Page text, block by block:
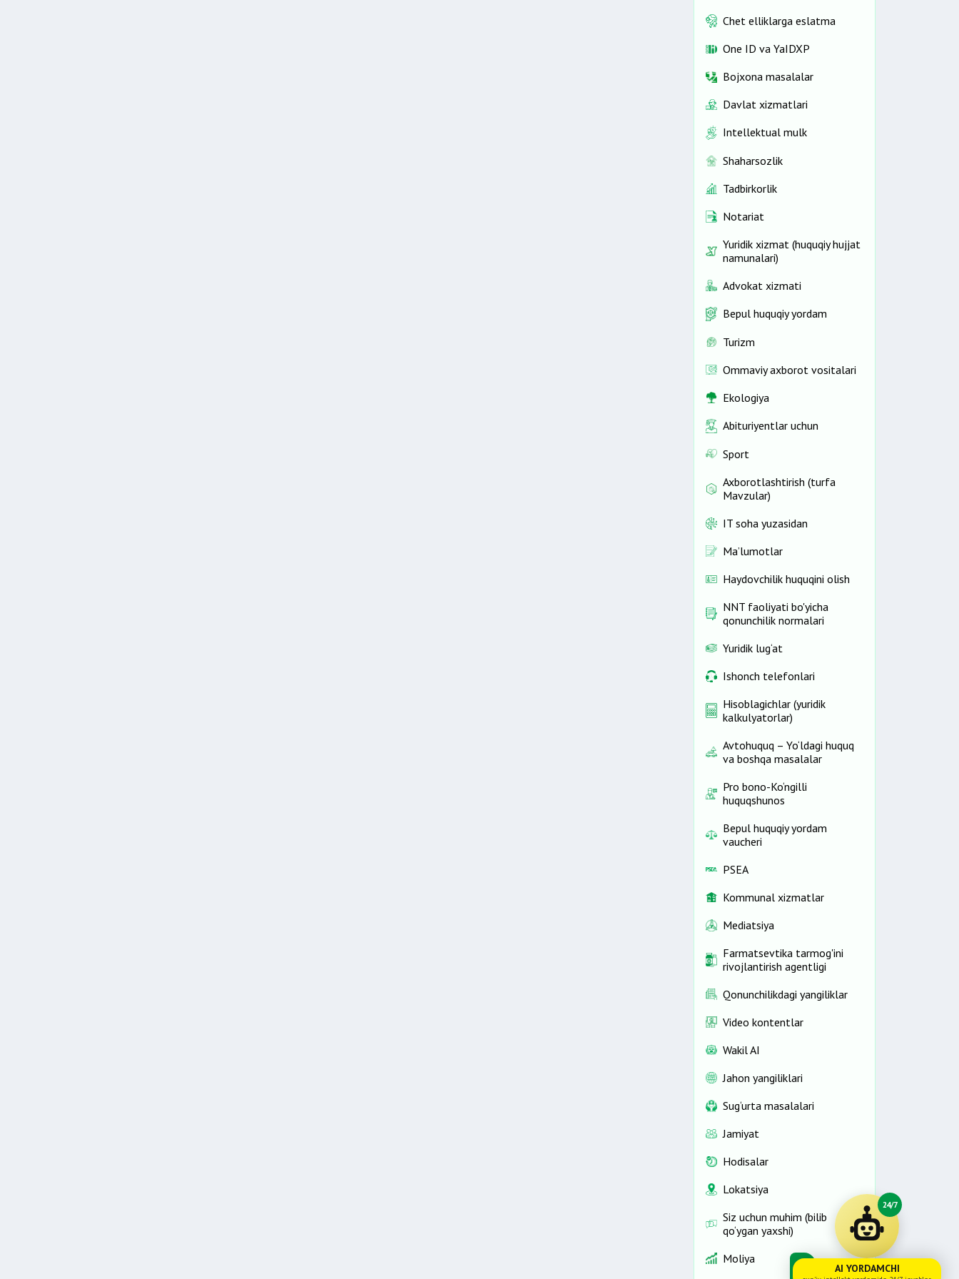
Chet elliklarga eslatma
One ID vа YaIDXP
Bojxona masalalar
Davlat xizmatlari
Intellektual mulk
Shaharsozlik
Tadbirkorlik
Notariat
Yuridik xizmat (huquqiy hujjat
namunalari)
Advokat xizmati
Bepul huquqiy yordam
Turizm
Ommaviy axborot vositalari
Ekologiya
Abituriyentlar uchun
Sport
Axborotlashtirish (turfa
Mavzular)
IT soha yuzasidan
Ma’lumotlar
Haydovchilik huquqini olish
NNT faoliyati bo'yicha
qonunchilik normalari
Yuridik lug‘at
Ishonch telefonlari
Hisoblagichlar (yuridik
kalkulyatorlar)
Avtohuquq – Yo‘ldagi huquq
va boshqa masalalar
Pro bono-Ko‘ngilli
huquqshunos
Bepul huquqiy yordam
vaucheri
PSEA
Kommunal xizmatlar
Mediatsiya
Farmatsevtika tarmog'ini
rivojlantirish agentligi
Qonunchilikdagi yangiliklar
Video kontentlar
Wakil AI
Jahon yangiliklari
Sug‘urta masalalari
Jamiyat
Hodisalar
Lokatsiya
Siz uchun muhim (bilib
qo‘ygan yaxshi)
Moliya
24/7
AI YORDAMCHI